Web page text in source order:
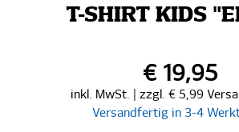
T-SHIRT KIDS
€ 19,95
inkl. MwSt. | zzgl. € 5,99
Versandfertig in 3-4